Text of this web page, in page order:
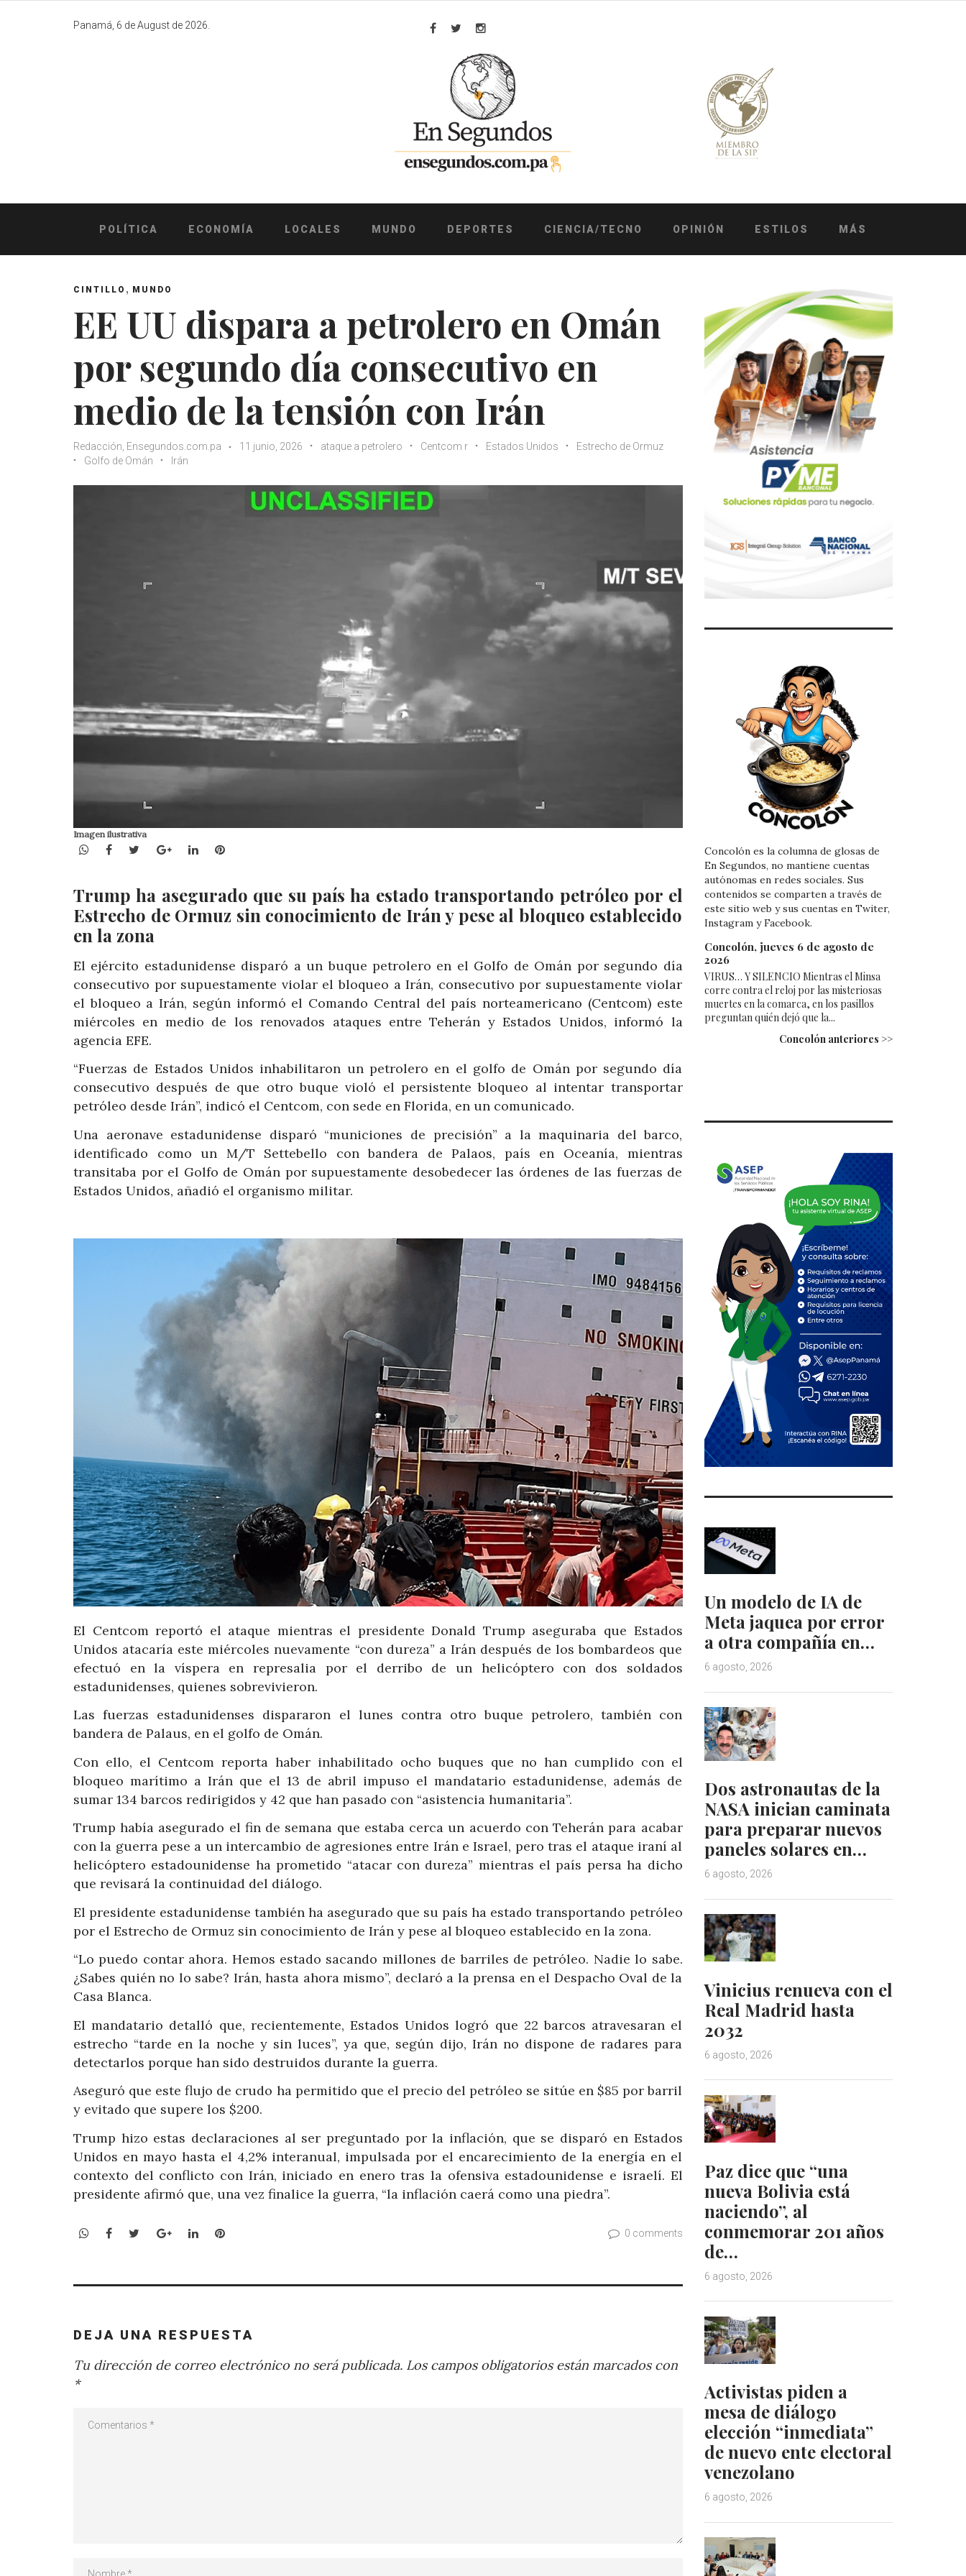
Panamá, 6 de August de 2026.
Facebook
TwitterInstagram
POLÍTICA ECONOMÍA LOCALES MUNDO DEPORTES CIENCIA/TECNO OPINIÓN ESTILOS MÁS
CINTILLO , MUNDO
EE UU dispara a petrolero en Omán
por segundo día consecutivo en
medio de la tensión con Irán
Redacción, Ensegundos.com.pa 11 junio, 2026 ataque a petrolero Centcom r Estados Unidos
Estrecho de Ormuz
Golfo de Omán
Irán
Imagen ilustrativa
WhatsApp
Facebook
TwitterGoogle+LinkedInPinterest
Trump ha asegurado que su país ha estado transportando petróleo por el
Estrecho de Ormuz sin conocimiento de Irán y pese al bloqueo establecido
en la zona
El ejército estadunidense disparó a un buque petrolero en el Golfo de Omán por segundo día
consecutivo por supuestamente violar el bloqueo a Irán, consecutivo por supuestamente violar
el bloqueo a Irán, según informó el Comando Central del país norteamericano (Centcom) este
miércoles en medio de los renovados ataques entre Teherán y Estados Unidos, informó la
agencia EFE.
“Fuerzas de Estados Unidos inhabilitaron un petrolero en el golfo de Omán por segundo día
consecutivo después de que otro buque violó el persistente bloqueo al intentar transportar
petróleo desde Irán”, indicó el Centcom, con sede en Florida, en un comunicado.
Una aeronave estadunidense disparó “municiones de precisión” a la maquinaria del barco,
identificado como un M/T Settebello con bandera de Palaos, país en Oceanía, mientras
transitaba por el Golfo de Omán por supuestamente desobedecer las órdenes de las fuerzas de
Estados Unidos, añadió el organismo militar.
El Centcom reportó el ataque mientras el presidente Donald Trump aseguraba que Estados
Unidos atacaría este miércoles nuevamente “con dureza” a Irán después de los bombardeos que
efectuó en la víspera en represalia por el derribo de un helicóptero con dos soldados
estadunidenses, quienes sobrevivieron.
Las fuerzas estadunidenses dispararon el lunes contra otro buque petrolero, también con
bandera de Palaus, en el golfo de Omán.
Con ello, el Centcom reporta haber inhabilitado ocho buques que no han cumplido con el
bloqueo marítimo a Irán que el 13 de abril impuso el mandatario estadunidense, además de
sumar 134 barcos redirigidos y 42 que han pasado con “asistencia humanitaria”.
Trump había asegurado el fin de semana que estaba cerca un acuerdo con Teherán para acabar
con la guerra pese a un intercambio de agresiones entre Irán e Israel, pero tras el ataque iraní al
helicóptero estadounidense ha prometido “atacar con dureza” mientras el país persa ha dicho
que revisará la continuidad del diálogo.
El presidente estadunidense también ha asegurado que su país ha estado transportando petróleo
por el Estrecho de Ormuz sin conocimiento de Irán y pese al bloqueo establecido en la zona.
“Lo puedo contar ahora. Hemos estado sacando millones de barriles de petróleo. Nadie lo sabe.
¿Sabes quién no lo sabe? Irán, hasta ahora mismo”, declaró a la prensa en el Despacho Oval de la
Casa Blanca.
El mandatario detalló que, recientemente, Estados Unidos logró que 22 barcos atravesaran el
estrecho “tarde en la noche y sin luces”, ya que, según dijo, Irán no dispone de radares para
detectarlos porque han sido destruidos durante la guerra.
Aseguró que este flujo de crudo ha permitido que el precio del petróleo se sitúe en $85 por barril
y evitado que supere los $200.
Trump hizo estas declaraciones al ser preguntado por la inflación, que se disparó en Estados
Unidos en mayo hasta el 4,2% interanual, impulsada por el encarecimiento de la energía en el
contexto del conflicto con Irán, iniciado en enero tras la ofensiva estadounidense e israelí. El
presidente afirmó que, una vez finalice la guerra, “la inflación caerá como una piedra”.
WhatsApp
Facebook
TwitterGoogle+LinkedInPinterest 0 comments
DEJA UNA RESPUESTA
Tu dirección de correo electrónico no será publicada. Los campos obligatorios están marcados con
*
Concolón es la columna de glosas de
En Segundos, no mantiene cuentas
autónomas en redes sociales. Sus
contenidos se comparten a través de
este sitio web y sus cuentas en Twiter,
Instagram y Facebook.
Concolón, jueves 6 de agosto de
2026
VIRUS… Y SILENCIO Mientras el Minsa
corre contra el reloj por las misteriosas
muertes en la comarca, en los pasillos
preguntan quién dejó que la...
Concolón anteriores >>
Un modelo de IA de
Meta jaquea por error
a otra compañía en…
6 agosto, 2026
Dos astronautas de la
NASA inician caminata
para preparar nuevos
paneles solares en…
6 agosto, 2026
Vinicius renueva con el
Real Madrid hasta
2032
6 agosto, 2026
Paz dice que “una
nueva Bolivia está
naciendo”, al
conmemorar 201 años
de…
6 agosto, 2026
Activistas piden a
mesa de diálogo
elección “inmediata”
de nuevo ente electoral
venezolano
6 agosto, 2026